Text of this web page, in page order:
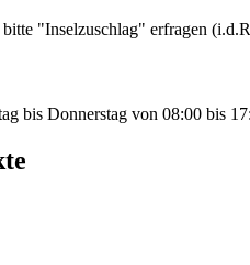
"Inselzuschlag" erfragen
bis Donnerstag von 08:00 bis